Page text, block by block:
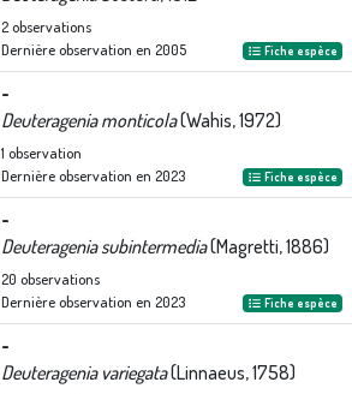
2observations
Dernière observation en 2005 Fiche espèce
-
Deuteragenia monticola(Wahis, 1972)
1 observation
Dernière observation en 2023 Fiche espèce
-
Deuteragenia subintermedia(Magretti, 1886)
20 observations
Dernière observation en 2023 Fiche espèce
-
Deuteragenia variegata(Linnaeus, 1758)